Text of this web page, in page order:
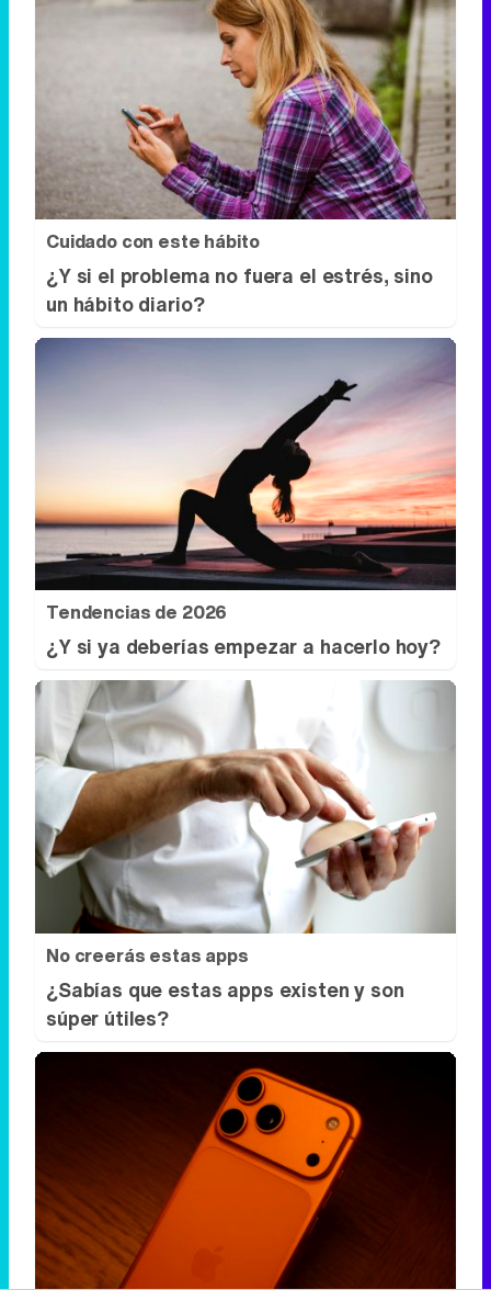
Cuidado con este hábito
¿Y si el problema no fuera el estrés, sino
un hábito diario?
Tendencias de 2026
¿Y si ya deberías empezar a hacerlo hoy?
No creerás estas apps
¿Sabías que estas apps existen y son
súper útiles?
Más que un iPhone
¿El móvil también habla de ti?
DISCOVER WITH